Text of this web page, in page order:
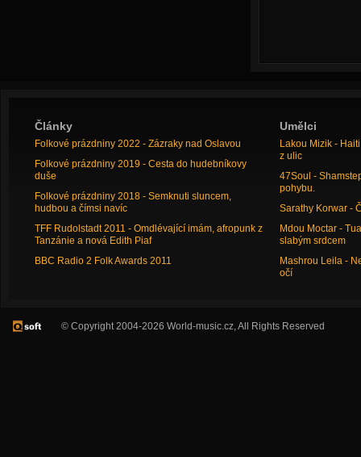
Články
Folkové prázdniny 2022 - Zázraky nad Oslavou
Folkové prázdniny 2019 - Cesta do hudebníkovy
duše
Folkové prázdniny 2018 - Semknuti sluncem,
hudbou a čímsi navíc
TFF Rudolstadt 2011 - Omdlévající imám, afropunk z
Tanzánie a nová Edith Piaf
BBC Radio 2 Folk Awards 2011
Umělci
Lakou Mizik -
z ulic
47Soul -
pohybu.
Sarathy Korwar -
Mdou Moctar -
slabým srdcem
Mashrou Leila -
očí
© Copyright 2004-2026 World-music.cz, All Rights Reserved